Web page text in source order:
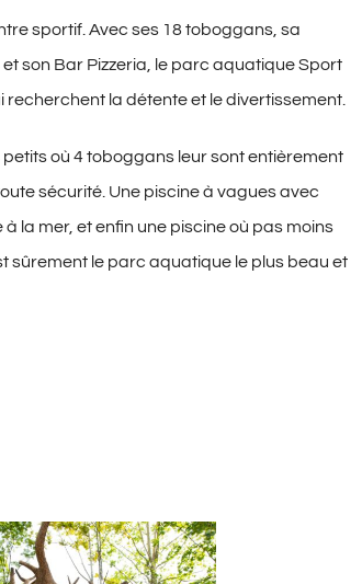
sportif. Avec ses 18 toboggans, sa
son Bar Pizzeria, le parc aquatique Sport
la détente et le divertissement.
petits où 4 toboggans leur sont entièrement
sécurité. Une piscine à vagues avec
à la mer, et enfin une piscine où pas moins
sûrement le parc aquatique le plus beau et